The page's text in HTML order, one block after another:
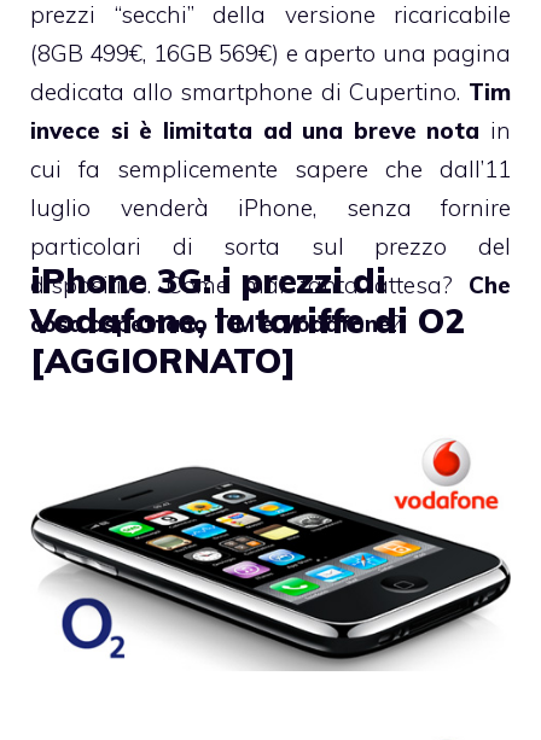
prezzi “secchi” della versione ricaricabile
(8GB 499€, 16GB 569€) e aperto una pagina
dedicata allo smartphone di Cupertino. Tim
invece si è limitata ad una breve nota in
cui fa semplicemente sapere che dall’11
luglio venderà iPhone, senza fornire
particolari di sorta sul prezzo del
dispositivo. Come mai tanta attesa? Che
cosa aspettano TIM e Vodafone ?
iPhone 3G: i prezzi di
Vodafone, le tariffe di O2
[AGGIORNATO]